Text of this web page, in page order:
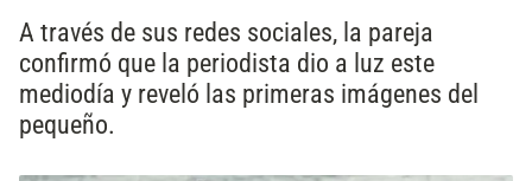
A través de sus redes sociales, la pareja
confirmó que la periodista dio a luz este
mediodía y reveló las primeras imágenes del
pequeño.